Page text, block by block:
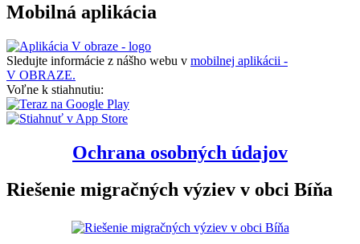
Mobilná aplikácia
Sledujte informácie z nášho webu v mobilnej aplikácii -
V OBRAZE.
Voľne k stiahnutiu:
Ochrana osobných údajov
Riešenie migračných výziev v obci Bíňa